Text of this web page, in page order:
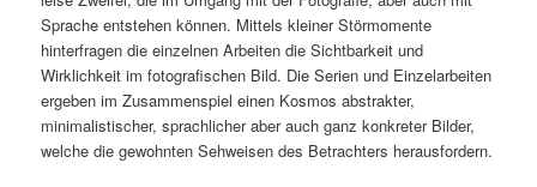
Sprache entstehen können. Mittels kleiner Störmomente
hinterfragen die einzelnen Arbeiten die Sichtbarkeit und
Wirklichkeit im fotografischen Bild. Die Serien und Einzelarbeiten
ergeben im Zusammenspiel einen Kosmos abstrakter,
minimalistischer, sprachlicher aber auch ganz konkreter Bilder,
welche die gewohnten Sehweisen des Betrachters herausfordern.